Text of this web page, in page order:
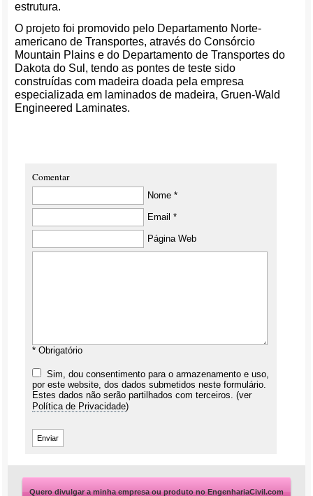
estrutura.
O projeto foi promovido pelo Departamento Norte-
americano de Transportes, através do Consórcio
Mountain Plains e do Departamento de Transportes do
Dakota do Sul, tendo as pontes de teste sido
construídas com madeira doada pela empresa
especializada em laminados de madeira, Gruen-Wald
Engineered Laminates.
Comentar
Nome *
Email *
Página Web
* Obrigatório
Sim, dou consentimento para o armazenamento e uso,
por este website, dos dados submetidos neste formulário.
Estes dados não serão partilhados com terceiros. (ver
Política de Privacidade)
Quero divulgar a minha empresa ou produto no EngenhariaCivil.com